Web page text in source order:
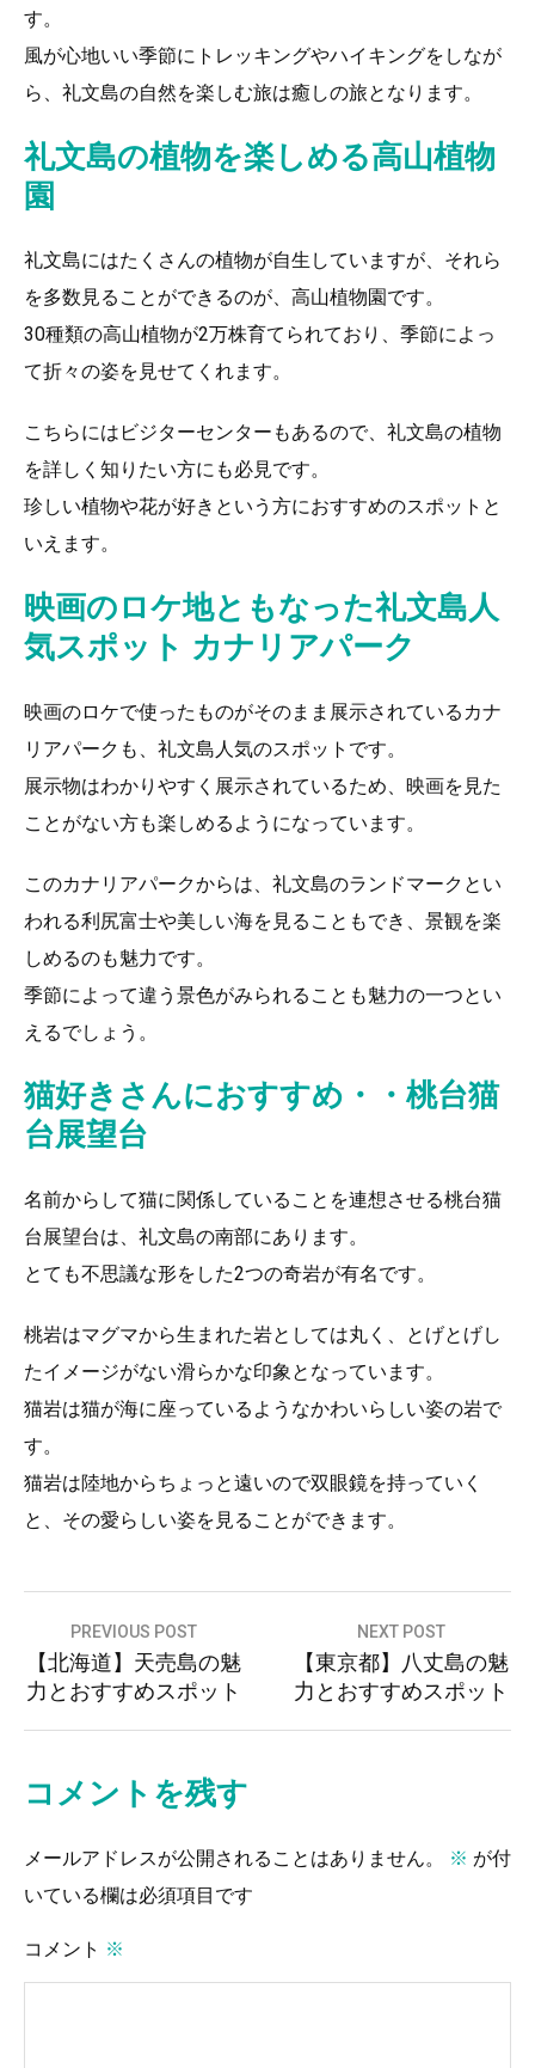
す。
風が心地いい季節にトレッキングやハイキングをしなが
ら、礼文島の自然を楽しむ旅は癒しの旅となります。
礼文島の植物を楽しめる高山植物
園
礼文島にはたくさんの植物が自生していますが、それら
を多数見ることができるのが、高山植物園です。
30種類の高山植物が2万株育てられており、季節によっ
て折々の姿を見せてくれます。
こちらにはビジターセンターもあるので、礼文島の植物
を詳しく知りたい方にも必見です。
珍しい植物や花が好きという方におすすめのスポットと
いえます。
映画のロケ地ともなった礼文島人
気スポット カナリアパーク
映画のロケで使ったものがそのまま展示されているカナ
リアパークも、礼文島人気のスポットです。
展示物はわかりやすく展示されているため、映画を見た
ことがない方も楽しめるようになっています。
このカナリアパークからは、礼文島のランドマークとい
われる利尻富士や美しい海を見ることもでき、景観を楽
しめるのも魅力です。
季節によって違う景色がみられることも魅力の一つとい
えるでしょう。
猫好きさんにおすすめ・・桃台猫
台展望台
名前からして猫に関係していることを連想させる桃台猫
台展望台は、礼文島の南部にあります。
とても不思議な形をした2つの奇岩が有名です。
桃岩はマグマから生まれた岩としては丸く、とげとげし
たイメージがない滑らかな印象となっています。
猫岩は猫が海に座っているようなかわいらしい姿の岩で
す。
猫岩は陸地からちょっと遠いので双眼鏡を持っていく
と、その愛らしい姿を見ることができます。
稿
ナ
ゲ
シ
ョ
ン
PREVIOUS POST
【北海道】天売島の魅
力とおすすめスポット
NEXT POST
【東京都】八丈島の魅
力とおすすめスポット
コメントを残す
メールアドレスが公開されることはありません。 ※ が付
いている欄は必須項目です
コメント ※